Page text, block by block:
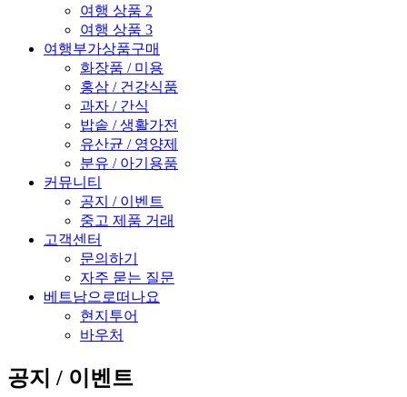
여행 상품 2
여행 상품 3
여행부가상품구매
화장품 / 미용
홍삼 / 건강식품
과자 / 간식
밥솥 / 생활가전
유산균 / 영양제
분유 / 아기용품
커뮤니티
공지 / 이벤트
중고 제품 거래
고객센터
문의하기
자주 묻는 질문
베트남으로떠나요
현지투어
바우처
공지 / 이벤트